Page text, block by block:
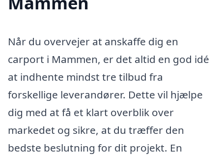
Når du overvejer at anskaffe dig en
carport i Mammen, er det altid en god idé
at indhente mindst tre tilbud fra
forskellige leverandører. Dette vil hjælpe
dig med at få et klart overblik over
markedet og sikre, at du træffer den
bedste beslutning for dit projekt. En